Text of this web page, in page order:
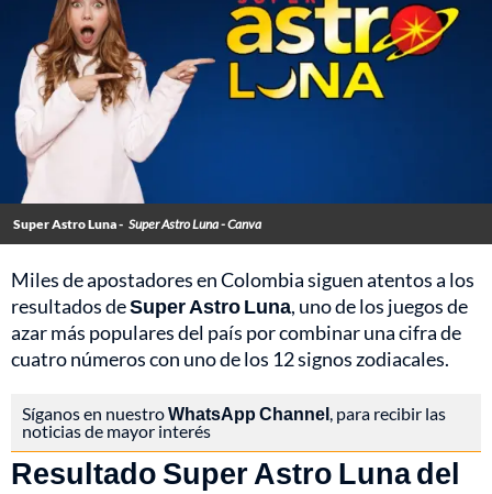
Super Astro Luna - Super Astro Luna - Canva
Miles de apostadores en Colombia siguen atentos a los
resultados deSuper Astro Luna, uno de los juegos de
azar más populares del país por combinar una cifra de
cuatro números con uno de los 12 signos zodiacales.
Síganos en nuestroWhatsApp Channel, para recibir las
noticias de mayor interés
Resultado Super Astro Luna del